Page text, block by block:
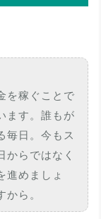
を稼ぐことで
ます。誰もが
毎日。今もス
からではなく
進めましょ
ら。